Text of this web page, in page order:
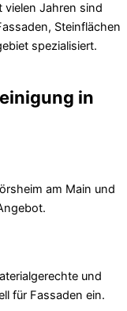
vielen Jahren sind
Steinflächen
spezialisiert.
in
am Main und
und
für Fassaden ein.